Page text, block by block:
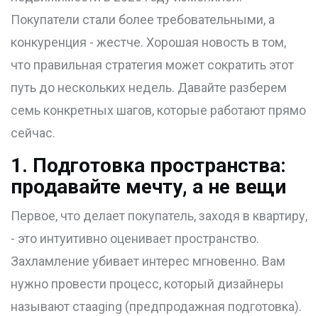
Покупатели стали более требовательными, а
конкуренция - жестче. Хорошая новость в том,
что правильная стратегия может сократить этот
путь до нескольких недель. Давайте разберем
семь конкретных шагов, которые работают прямо
сейчас.
1. Подготовка пространства:
продавайте мечту, а не вещи
Первое, что делает покупатель, заходя в квартиру,
- это интуитивно оценивает пространство.
Захламление убивает интерес мгновенно. Вам
нужно провести процесс, который дизайнеры
называют стаaging (предпродажная подготовка).